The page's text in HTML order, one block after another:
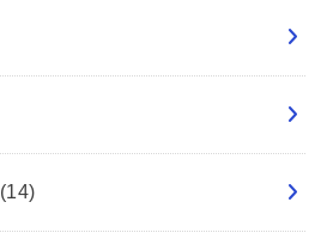
(14)